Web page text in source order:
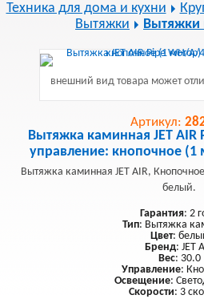
Техника для дома и кухни
Вытяжки
внешний вид товара может
Артикул:
Вытяжка каминная JET
управление: кнопочное (1
Вытяжка каминная JET AIR,
белый.
Гарантия: 2
Тип: Вытяжка
Цвет:
Бренд: JET
Вес: 30.0
Управление:
Освещение:
Скорости: 3